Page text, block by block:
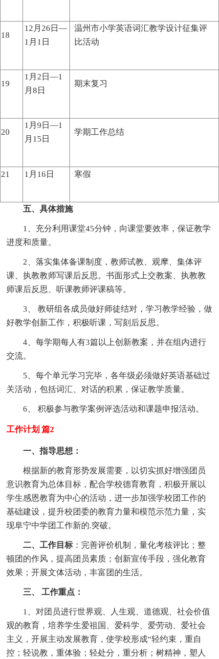
18
12月26日—
1月1日
温州市小学英语词汇教学设计征集评
比活动
19
1月2日—1
月8日
期末复习
20
1月9日—1
月15日
学期工作总结
21 1月16日 寒假
五、具体措施
1、充分利用课堂45分钟，向课堂要效率，保证教学
进度和质量。
2、落实集体备课制度，教师试教、观摩、集体评
课、执教教师写课后反思。书面形式上交教案、执教教
师课后反思、听课教师评课稿等。
3、 教研组各成员做好师徒结对，学习教学经验，做
好教学创新工作，积极听课，写刻后反思。
4、每学期每人有3篇以上创新教案，并在组内进行
交流。
5、每个单元学习完毕，各年级必须做好英语基础过
关活动，包括词汇、对话的积累，保证教学质量。
6、 积极参与教学案例评选活动和课题申报活动。
工作计划 篇2
一、指导思想：
根据新的教育形势发展需要，以切实抓好增强团员
意识教育为总体目标，配合学校德育教育，积极开展以
学生感恩教育为中心的活动，进一步加强学校团工作的
基础建设，提升校团委的教育力量和模范示范力量，实
现阜宁中学团工作新的.突破。
二、工作目标 ：完善评价机制，量化考核评比；整
顿团的作风，提高团员素质；创新宣传手段，强化教育
效果；开展文体活动，丰富团的生活。
三、 工作重点：
1、对团员进行世界观、人生观、道德观、社会价值
观的教育，培养学生爱祖国、爱科学、爱劳动、爱社会
主义，开展主动发展教育，使学校形成“轻约束，重自
控；轻说教，重体验；轻处分，重分析；树精神，塑人